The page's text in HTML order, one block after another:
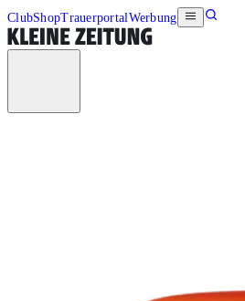
ClubShopTrauerportalWerbung